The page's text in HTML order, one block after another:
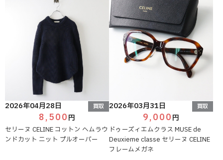
2026年04月28日 買取
8,500円
セリーヌ CELINE コットン ヘムラウ
ンドカット ニット プルオーバー
2026年03月31日 買取
9,000円
ドゥーズィエムクラス MUSE de
Deuxieme classe セリーヌ CELINE
フレームメガネ